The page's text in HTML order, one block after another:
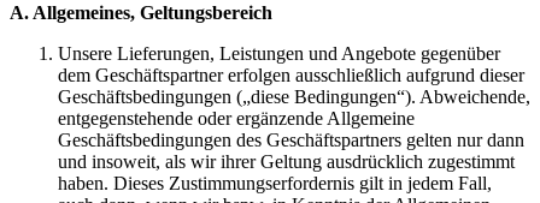
A. Allgemeines, Geltungsbereich
Unsere Lieferungen, Leistungen und Angebote gegenüber
dem Geschäftspartner erfolgen ausschließlich aufgrund dieser
Geschäftsbedingungen („diese Bedingungen“). Abweichende,
entgegenstehende oder ergänzende Allgemeine
Geschäftsbedingungen des Geschäftspartners gelten nur dann
und insoweit, als wir ihrer Geltung ausdrücklich zugestimmt
haben. Dieses Zustimmungserfordernis gilt in jedem Fall,